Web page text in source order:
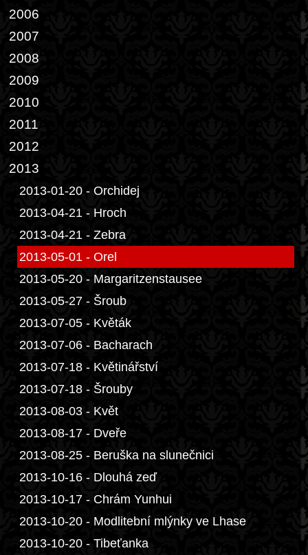
2006
2007
2008
2009
2010
2011
2012
2013
2013-01-20 - Orchidej
2013-04-21 - Hroch
2013-04-21 - Zebra
2013-05-01 - Orel
2013-05-20 - Margaritzenstausee
2013-05-27 - Šroub
2013-07-05 - Květák
2013-07-06 - Bacharach
2013-07-18 - Květinářství
2013-07-18 - Šrouby
2013-08-03 - Květ
2013-08-17 - Dveře
2013-08-25 - Beruška na slunečnici
2013-10-16 - Dlouhá zeď
2013-10-17 - Chrám Yunhui
2013-10-20 - Modlitební mlýnky ve Lhase
2013-10-20 - Tibeťanka